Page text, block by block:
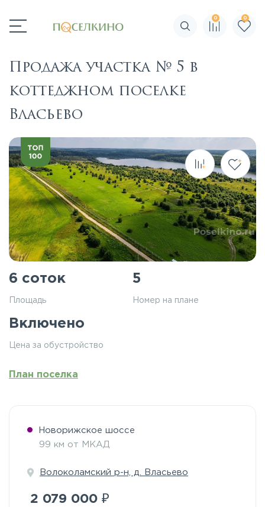
Поиск по сайту
0 0
Продажа участка № 5 в
коттеджном поселке
Власьево
6 соток
Площадь
5
Номер на плане
Включено
Цена за обустройство
План поселка
Новорижское шоссе
99 км от МКАД
Волоколамский р-н, д. Власьево
2 079 000 ₽